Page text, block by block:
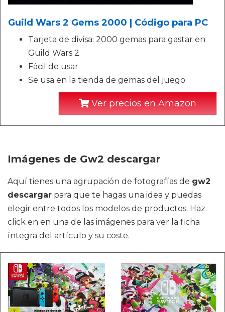
Guild Wars 2 Gems 2000 | Código para PC
Tarjeta de divisa: 2000 gemas para gastar en
Guild Wars 2
Fácil de usar
Se usa en la tienda de gemas del juego
Ver precios en Amazon
Imágenes de Gw2 descargar
Aquí tienes una agrupación de fotografías de gw2
descargar para que te hagas una idea y puedas
elegir entre todos los modelos de productos. Haz
click en en una de las imágenes para ver la ficha
íntegra del artículo y su coste.